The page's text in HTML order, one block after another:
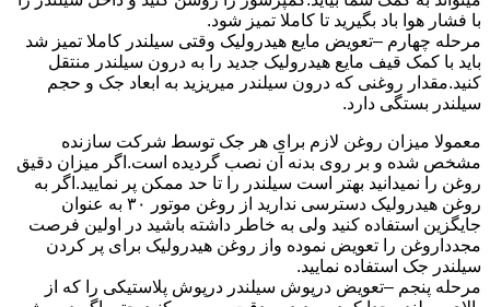
با فشار هوا باد بگیرید تا کاملا تمیز شود.
مرحله چهارم –تعویض مایع هیدرولیک وقتی سیلندر کاملا تمیز شد
باید با کمک قیف مایع هیدرولیک جدید را به درون سیلندر منتقل
کنید.مقدار روغنی که درون سیلندر میریزید به ابعاد جک و حجم
سیلندر بستگی دارد.
معمولا میزان روغن لازم برای هر جک توسط شرکت سازنده
مشخص شده و بر روی بدنه آن نصب گردیده است.اگر میزان دقیق
روغن را نمیدانید بهتر است سیلندر را تا حد ممکن پر نمایید.اگر به
روغن هیدرولیک دسترسی ندارید از روغن موتور ۳۰ به عنوان
جایگزین استفاده کنید ولی به خاطر داشته باشید در اولین فرصت
مجدداروغن را تعویض نموده واز روغن هیدرولیک برای پر کردن
سیلندر جک استفاده نمایید.
مرحله پنجم –تعویض درپوش سیلندر درپوش پلاستیکی را که از